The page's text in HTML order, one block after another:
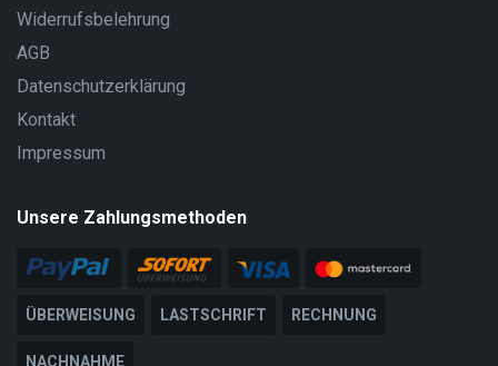
Widerrufsbelehrung
AGB
Datenschutzerklärung
Kontakt
Impressum
Unsere Zahlungsmethoden
ÜBERWEISUNG LASTSCHRIFT RECHNUNG
NACHNAHME